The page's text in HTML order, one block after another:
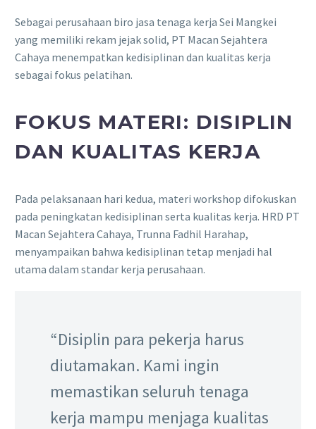
Sebagai perusahaan biro jasa tenaga kerja Sei Mangkei
yang memiliki rekam jejak solid, PT Macan Sejahtera
Cahaya menempatkan kedisiplinan dan kualitas kerja
sebagai fokus pelatihan.
FOKUS MATERI: DISIPLIN
DAN KUALITAS KERJA
Pada pelaksanaan hari kedua, materi workshop difokuskan
pada peningkatan kedisiplinan serta kualitas kerja. HRD PT
Macan Sejahtera Cahaya, Trunna Fadhil Harahap,
menyampaikan bahwa kedisiplinan tetap menjadi hal
utama dalam standar kerja perusahaan.
“Disiplin para pekerja harus
diutamakan. Kami ingin
memastikan seluruh tenaga
kerja mampu menjaga kualitas